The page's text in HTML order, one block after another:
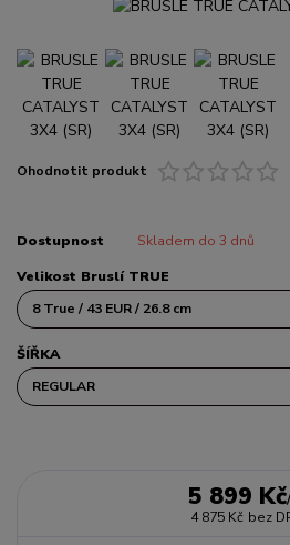
Ohodnotit produkt
Dostupnost Skladem do 3 dnů
Velikost Bruslí TRUE
ŠÍŘKA
5 899 Kč/
4 875 Kč bez